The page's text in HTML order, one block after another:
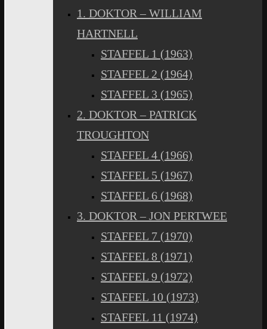
1. DOKTOR – WILLIAM
HARTNELL
STAFFEL 1 (1963)
STAFFEL 2 (1964)
STAFFEL 3 (1965)
2. DOKTOR – PATRICK
TROUGHTON
STAFFEL 4 (1966)
STAFFEL 5 (1967)
STAFFEL 6 (1968)
3. DOKTOR – JON PERTWEE
STAFFEL 7 (1970)
STAFFEL 8 (1971)
STAFFEL 9 (1972)
STAFFEL 10 (1973)
STAFFEL 11 (1974)